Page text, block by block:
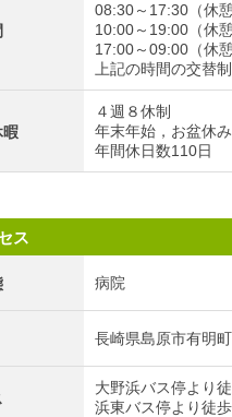
08:30～17:30（休憩
10:00～19:00（休憩
17:00～09:00（休憩
上記の時間の交替制
暇
４週８休制
年末年始，お盆休
年間休日数110日
ス
病院
長崎県島原市有明町
大野浜バス停より
浜東バス停より徒